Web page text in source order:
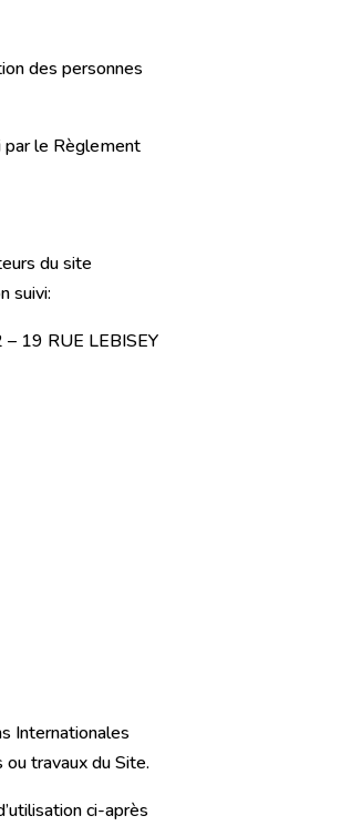
des personnes
par le Règlement
du site
suivi:
19 RUE LEBISEY
Internationales
travaux du Site.
ci-après